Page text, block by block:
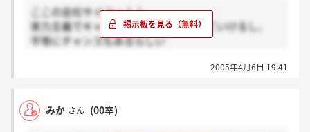
終身雇用を望む人には、こういう会社は向いて
いないかも知れないですけど、できたら一人でも
生きていけるような、力を付けたいと考えて
ここの会社サイコー！！
実力主義でキャリアに関係なくあがっていけるし、
平等にチャンスもあるらしい
2005年4月6日 19:41
みか さん (00卒)